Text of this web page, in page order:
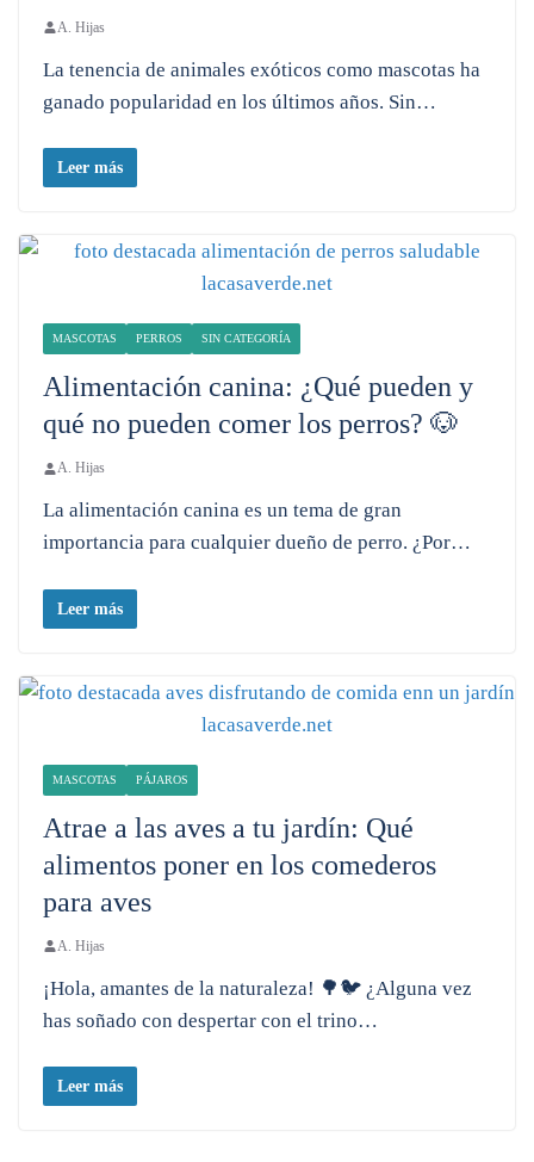
A. Hijas
La tenencia de animales exóticos como mascotas ha
ganado popularidad en los últimos años. Sin…
Leer más
MASCOTAS PERROS SIN CATEGORÍA
Alimentación canina: ¿Qué pueden y
qué no pueden comer los perros? 🐶
A. Hijas
La alimentación canina es un tema de gran
importancia para cualquier dueño de perro. ¿Por…
Leer más
MASCOTAS PÁJAROS
Atrae a las aves a tu jardín: Qué
alimentos poner en los comederos
para aves
A. Hijas
¡Hola, amantes de la naturaleza! 🌳🐦 ¿Alguna vez
has soñado con despertar con el trino…
Leer más